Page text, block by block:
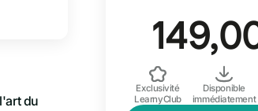
du
Exclusivité
LearnyClub
Disponible
immédiatement